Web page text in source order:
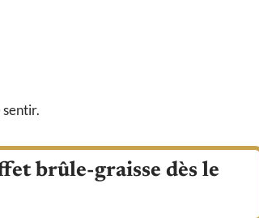
sentir.
brûle-graisse dès le